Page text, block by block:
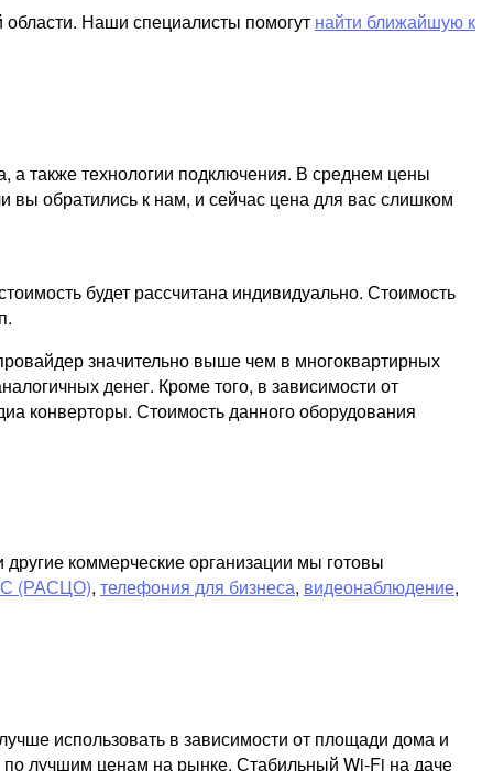
Наши специалисты помогут найти ближайшую к
а также технологии подключения. В среднем цены
вы обратились к нам, и сейчас цена для вас слишком
будет рассчитана индивидуально. Стоимость
значительно выше чем в многоквартирных
денег. Кроме того, в зависимости от
конверторы. Стоимость данного оборудования
коммерческие организации мы готовы
(РАСЦО), телефония для бизнеса, видеонаблюдение,
использовать в зависимости от площади дома и
лучшим ценам на рынке. Стабильный Wi-Fi на даче